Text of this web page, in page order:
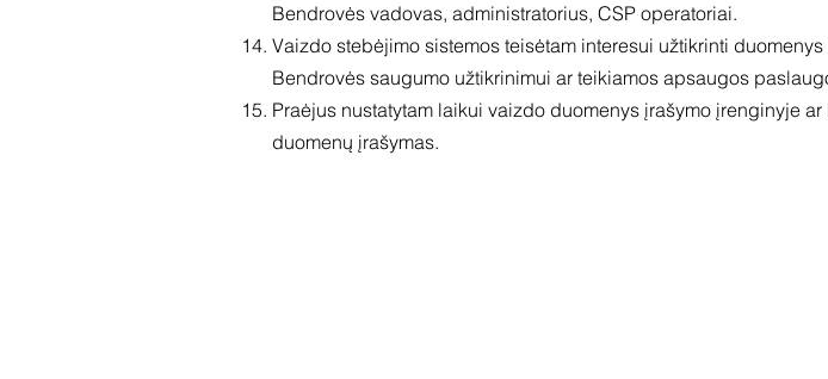
Bendrovės vadovas, administratorius, CSP operatoriai.
Vaizdo stebėjimo sistemos teisėtam interesui užtikrinti
Bendrovės saugumo užtikrinimui ar teikiamos apsaugos
Praėjus nustatytam laikui vaizdo duomenys įrašymo įrenginyje
duomenų įrašymas.